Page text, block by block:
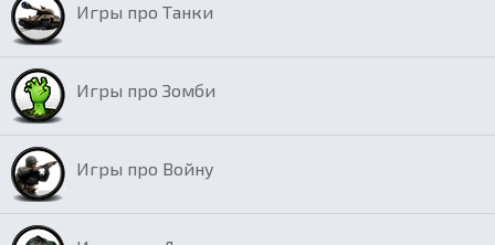
Игры про Танки
Игры про Зомби
Игры про Войну